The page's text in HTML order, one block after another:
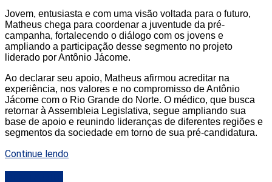
Jovem, entusiasta e com uma visão voltada para o futuro,
Matheus chega para coordenar a juventude da pré-
campanha, fortalecendo o diálogo com os jovens e
ampliando a participação desse segmento no projeto
liderado por Antônio Jácome.
Ao declarar seu apoio, Matheus afirmou acreditar na
experiência, nos valores e no compromisso de Antônio
Jácome com o Rio Grande do Norte. O médico, que busca
retornar à Assembleia Legislativa, segue ampliando sua
base de apoio e reunindo lideranças de diferentes regiões e
segmentos da sociedade em torno de sua pré-candidatura.
Continue lendo